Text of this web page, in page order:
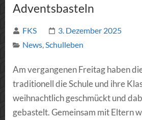
Adventsbasteln
FKS
3. Dezember 2025
News Schulleben
Am vergangenen Freitag haben
traditionell die Schule und ihre
weihnachtlich geschmückt und
gebastelt. Gemeinsam mit Eltern